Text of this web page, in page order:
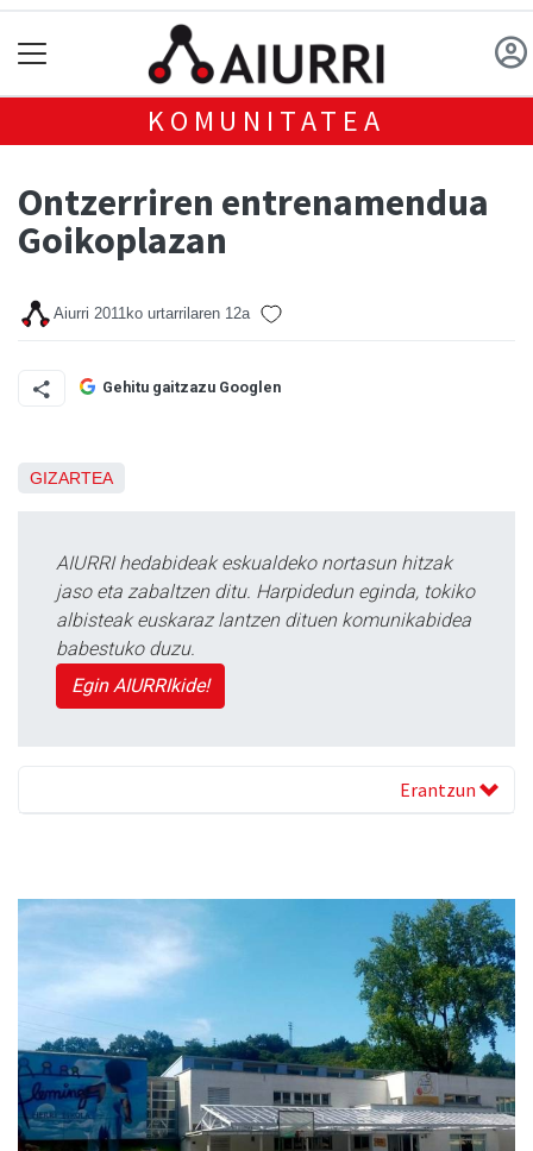
KOMUNITATEA
Ontzerriren entrenamendua
Goikoplazan
Aiurri 2011ko urtarrilaren 12a
Gehitu gaitzazu Googlen
GIZARTEA
AIURRI hedabideak eskualdeko nortasun hitzak
jaso eta zabaltzen ditu. Harpidedun eginda, tokiko
albisteak euskaraz lantzen dituen komunikabidea
babestuko duzu.
Egin AIURRIkide!
Erantzun